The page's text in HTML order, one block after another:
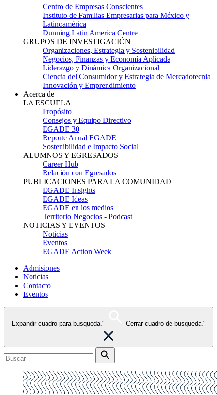
Centro de Empresas Conscientes
Instituto de Familias Empresarias para México y
Latinoamérica
Dunning Latin America Centre
GRUPOS DE INVESTIGACIÓN
Organizaciones, Estrategia y Sostenibilidad
Negocios, Finanzas y Economía Aplicada
Liderazgo y Dinámica Organizacional
Ciencia del Consumidor y Estrategia de Mercadotecnia
Innovación y Emprendimiento
Acerca de
LA ESCUELA
Propósito
Consejos y Equipo Directivo
EGADE 30
Reporte Anual EGADE
Sostenibilidad e Impacto Social
ALUMNOS Y EGRESADOS
Career Hub
Relación con Egresados
PUBLICACIONES PARA LA COMUNIDAD
EGADE Insights
EGADE Ideas
EGADE en los medios
Territorio Negocios - Podcast
NOTICIAS Y EVENTOS
Noticias
Eventos
EGADE Action Week
Admisiones
Noticias
Contacto
Eventos
Expandir cuadro para busqueda." Cerrar cuadro de busqueda."